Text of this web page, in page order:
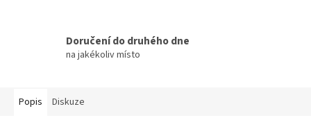
Doručení do druhého dne
na jakékoliv místo
Popis Diskuze